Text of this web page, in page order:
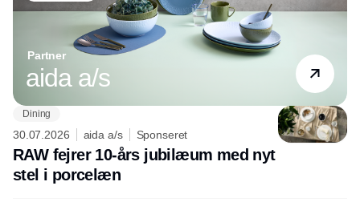
Partner
aida a/s
Dining
30.07.2026 aida a/s Sponseret
RAW fejrer 10-års jubilæum med nyt
stel i porcelæn